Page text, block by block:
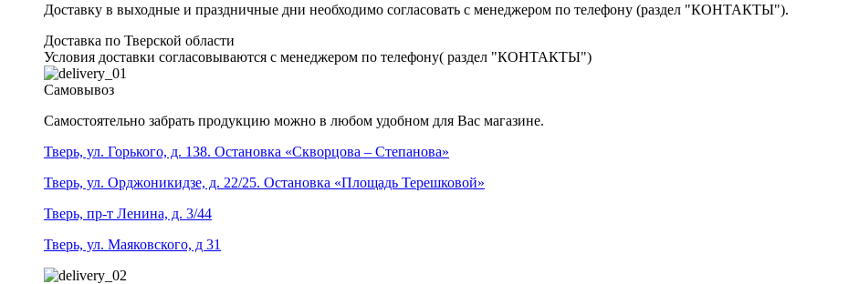
Доставку в выходные и праздничные дни необходимо согласовать с менеджером по телефону (раздел "КОНТАКТЫ").
Доставка по Тверской области
Условия доставки согласовываются с менеджером по телефону( раздел "КОНТАКТЫ")
Самовывоз
Самостоятельно забрать продукцию можно в любом удобном для Вас магазине.
Тверь, ул. Горького, д. 138. Остановка «Скворцова – Степанова»
Тверь, ул. Орджоникидзе, д. 22/25. Остановка «Площадь Терешковой»
Тверь, пр-т Ленина, д. 3/44
Тверь, ул. Маяковского, д 31